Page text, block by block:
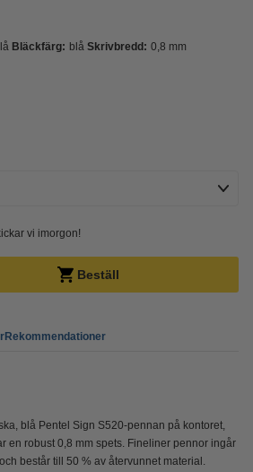
Bläckfärg: blå Skrivbredd: 0,8 mm
vi imorgon!
Beställ
Rekommendationer
blå Pentel Sign S520-pennan på kontoret,
en robust 0,8 mm spets. Fineliner pennor ingår
består till 50 % av återvunnet material.